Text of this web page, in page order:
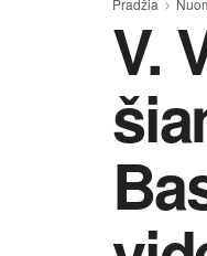
Pradžia
V.